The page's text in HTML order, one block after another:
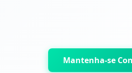
Mantenha-se